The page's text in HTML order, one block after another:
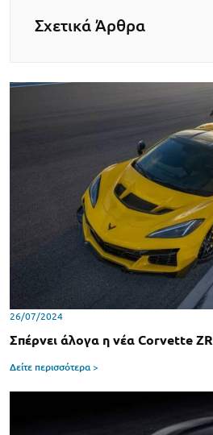
Σχετικά Άρθρα
26/07/2024
Σπέρνει άλογα η νέα Corvette
Δείτε περισσότερα >